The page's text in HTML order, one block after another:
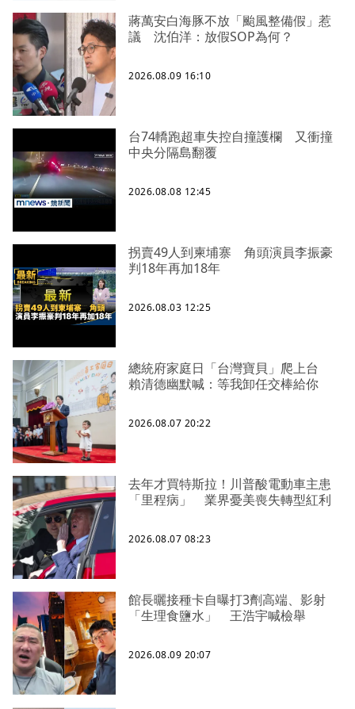
蔣萬安白海豚不放「颱風整備假」惹
議 沈伯洋：放假SOP為何？
2026.08.09 16:10
台74轎跑超車失控自撞護欄 又衝撞
中央分隔島翻覆
2026.08.08 12:45
拐賣49人到柬埔寨 角頭演員李振豪
判18年再加18年
2026.08.03 12:25
總統府家庭日「台灣寶貝」爬上台
賴清德幽默喊：等我卸任交棒給你
2026.08.07 20:22
去年才買特斯拉！川普酸電動車主患
「里程病」 業界憂美喪失轉型紅利
2026.08.07 08:23
館長曬接種卡自曝打3劑高端、影射
「生理食鹽水」 王浩宇喊檢舉
2026.08.09 20:07